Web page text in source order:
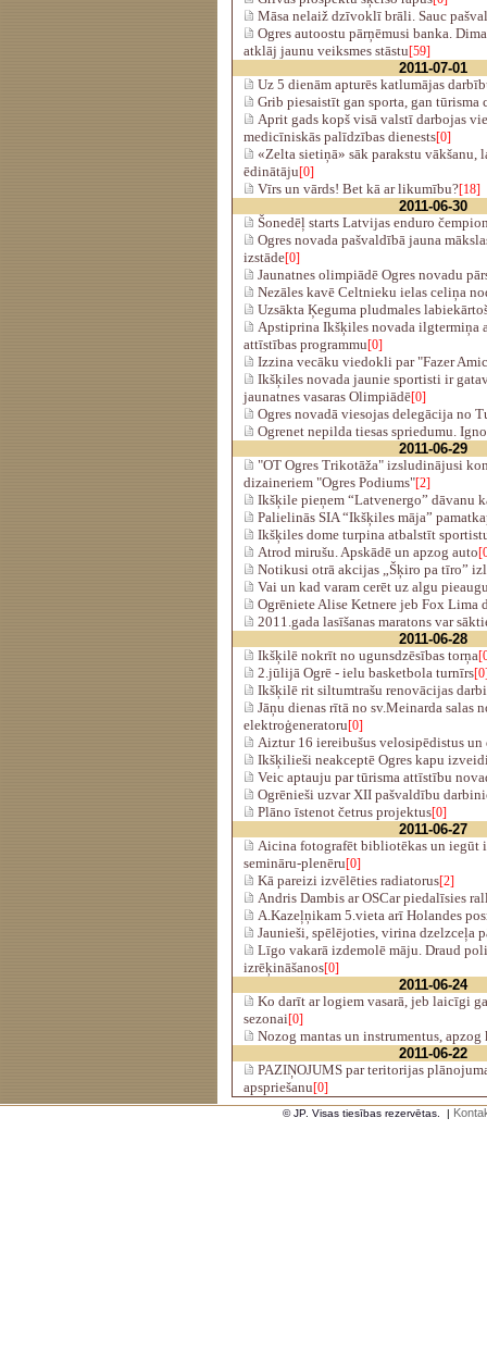
Māsa nelaiž dzīvoklī brāli. Sauc
Ogres autoostu pārņēmusi banka.
atklāj jaunu veiksmes stāstu[59]
2011-07-01
Uz 5 dienām apturēs katlumājas
Grib piesaistīt gan sporta, gan tūrisma
Aprit gads kopš visā valstī darbojas
medicīniskās palīdzības dienests[0]
«Zelta sietiņā» sāk parakstu vākšanu,
ēdinātāju[0]
Vīrs un vārds! Bet kā ar likumību?[18]
2011-06-30
Šonedēļ starts Latvijas enduro
Ogres novada pašvaldībā jauna
izstāde[0]
Jaunatnes olimpiādē Ogres novadu
Nezāles kavē Celtnieku ielas celiņa
Uzsākta Ķeguma pludmales
Apstiprina Ikšķiles novada ilgtermiņa
attīstības programmu[0]
Izzina vecāku viedokli par "Fazer
Ikšķiles novada jaunie sportisti ir
jaunatnes vasaras Olimpiādē[0]
Ogres novadā viesojas delegācija no
Ogrenet nepilda tiesas spriedumu.
2011-06-29
"OT Ogres Trikotāža" izsludinājusi
dizaineriem "Ogres Podiums"[2]
Ikšķile pieņem “Latvenergo” dāvanu
Palielinās SIA “Ikšķiles māja”
Ikšķiles dome turpina atbalstīt
Atrod mirušu. Apskādē un apzog auto
Notikusi otrā akcijas „Šķiro pa tīro”
Vai un kad varam cerēt uz algu
Ogrēniete Alise Ketnere jeb Fox Lima
2011.gada lasīšanas maratons var
2011-06-28
Ikšķilē nokrīt no ugunsdzēsības torņa
2.jūlijā Ogrē - ielu basketbola turnīrs
Ikšķilē rit siltumtrašu renovācijas darbi
Jāņu dienas rītā no sv.Meinarda salas
elektroģeneratoru[0]
Aiztur 16 iereibušus velosipēdistus
Ikšķilieši neakceptē Ogres kapu
Veic aptauju par tūrisma attīstību
Ogrēnieši uzvar XII pašvaldību
Plāno īstenot četrus projektus[0]
2011-06-27
Aicina fotografēt bibliotēkas un iegūt
semināru-plenēru[0]
Kā pareizi izvēlēties radiatorus[2]
Andris Dambis ar OSCar piedalīsies
A.Kazeļņikam 5.vieta arī Holandes
Jaunieši, spēlējoties, virina dzelzceļa
Līgo vakarā izdemolē māju. Draud
izrēķināšanos[0]
2011-06-24
Ko darīt ar logiem vasarā, jeb laicīgi
sezonai[0]
Nozog mantas un instrumentus,
2011-06-22
PAZIŅOJUMS par teritorijas
apspriešanu[0]
© JP. Visas tiesības rezervētas. |